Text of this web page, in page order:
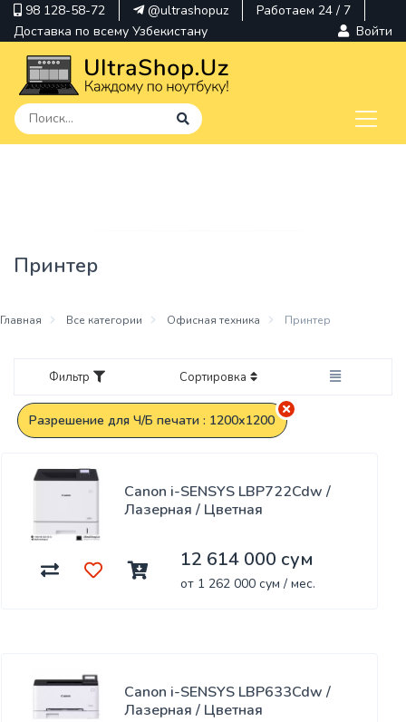
98 128-58-72 @ultrashopuz
Работаем 24 / 7
Доставка по всему Узбекистану
Войти
Hp
Принтер
Главная Все категории Офисная техника Принтер
Фильтр Сортировка
Разрешение для Ч/Б печати : 1200х1200
Canon i-SENSYS LBP722Cdw /
Лазерная / Цветная
12 614 000 сум
от 1 262 000 сум / мес.
Canon i-SENSYS LBP633Cdw /
Лазерная / Цветная